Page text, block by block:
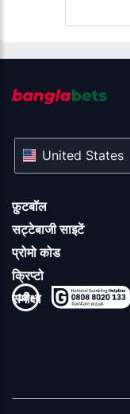
फ़ुटबॉल
सट्टेबाजी साइटें
प्रोमो कोड
क्रिप्टो
समीक्षा
United States